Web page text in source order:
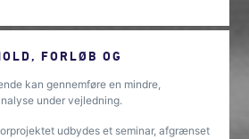
FORLØB OG
kan gennemføre en mindre,
under vejledning.
udbydes et seminar, afgrænset